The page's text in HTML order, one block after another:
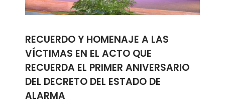
RECUERDO Y HOMENAJE A LAS
VÍCTIMAS EN EL ACTO QUE
RECUERDA EL PRIMER ANIVERSARIO
DEL DECRETO DEL ESTADO DE
ALARMA